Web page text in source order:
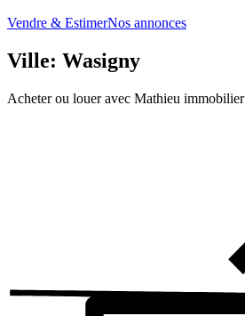
Vendre & EstimerNos annonces
Ville: Wasigny
Acheter ou louer avec Mathieu immobilier